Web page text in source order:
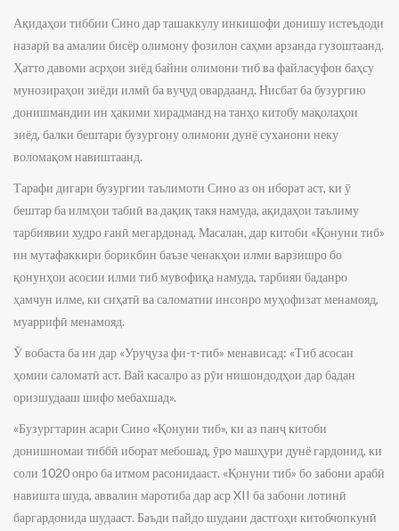
Ақидаҳои тиббии Сино дар ташаккулу инкишофи донишу истеъдоди
назарӣ ва амалии бисёр олимону фозилон саҳми арзанда гузоштаанд.
Ҳатто давоми асрҳои зиёд байни олимони тиб ва файласуфон баҳсу
мунозираҳои зиёди илмӣ ба вуҷуд овардаанд. Нисбат ба бузургию
донишмандии ин ҳакими хирадманд на танҳо китобу мақолаҳои
зиёд, балки бештари бузургону олимони дунё суханони неку
воломақом навиштаанд.
Тарафи дигари бузургии таълимоти Сино аз он иборат аст, ки ӯ
бештар ба илмҳои табиӣ ва дақиқ такя намуда, ақидаҳои таълиму
тарбиявии худро ғанӣ мегардонад. Масалан, дар китоби «Қонуни тиб»
ин мутафаккири борикбин баъзе ченакҳои илми варзишро бо
қонунҳои асосии илми тиб мувофиқа намуда, тарбияи баданро
ҳамчун илме, ки сиҳатӣ ва саломатии инсонро муҳофизат менамояд,
муаррифӣ менамояд.
Ӯ вобаста ба ин дар «Уруҷуза фи-т-тиб» менависад: «Тиб асосан
ҳомии саломатӣ аст. Вай касалро аз рӯи нишондодҳои дар бадан
оризшудааш шифо мебахшад».
«Бузургтарин асари Сино «Қонуни тиб», ки аз панҷ китоби
донишномаи тиббӣ иборат мебошад, ӯро машҳури дунё гардонид, ки
соли 1020 онро ба итмом расонидааст. «Қонуни тиб» бо забони арабӣ
навишта шуда, аввалин маротиба дар аср XII ба забони лотинӣ
баргардонида шудааст. Баъди пайдо шудани дастгоҳи китобчопкунӣ